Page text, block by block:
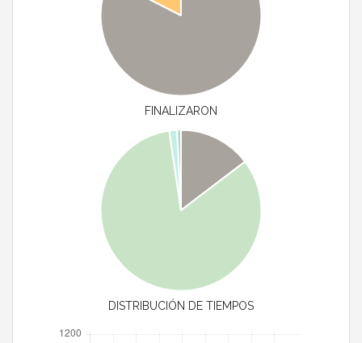
FINALIZARON
DISTRIBUCIÓN DE TIEMPOS